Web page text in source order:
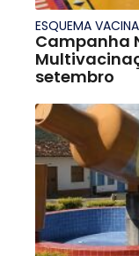
ESQUEMA
Campanha
setembro